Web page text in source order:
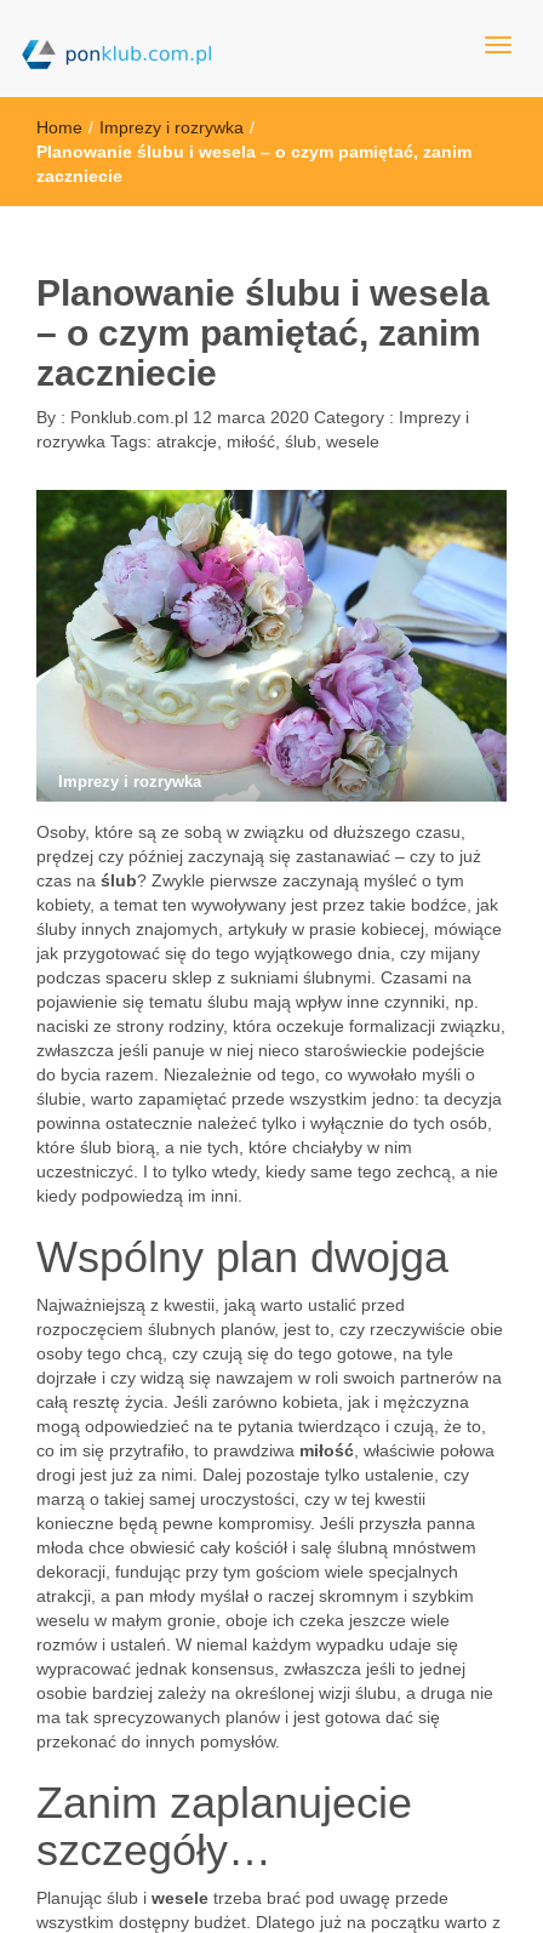
ponklub.com.pl
Home / Imprezy i rozrywka /
Planowanie ślubu i wesela – o czym pamiętać, zanim
zaczniecie
Planowanie ślubu i wesela
– o czym pamiętać, zanim
zaczniecie
By : Ponklub.com.pl 12 marca 2020 Category : Imprezy i
rozrywka Tags: atrakcje miłość ślub wesele
Imprezy i rozrywka
Osoby, które są ze sobą w związku od dłuższego czasu,
prędzej czy później zaczynają się zastanawiać – czy to już
czas na ślub? Zwykle pierwsze zaczynają myśleć o tym
kobiety, a temat ten wywoływany jest przez takie bodźce, jak
śluby innych znajomych, artykuły w prasie kobiecej, mówiące
jak przygotować się do tego wyjątkowego dnia, czy mijany
podczas spaceru sklep z sukniami ślubnymi. Czasami na
pojawienie się tematu ślubu mają wpływ inne czynniki, np.
naciski ze strony rodziny, która oczekuje formalizacji związku,
zwłaszcza jeśli panuje w niej nieco staroświeckie podejście
do bycia razem. Niezależnie od tego, co wywołało myśli o
ślubie, warto zapamiętać przede wszystkim jedno: ta decyzja
powinna ostatecznie należeć tylko i wyłącznie do tych osób,
które ślub biorą, a nie tych, które chciałyby w nim
uczestniczyć. I to tylko wtedy, kiedy same tego zechcą, a nie
kiedy podpowiedzą im inni.
Wspólny plan dwojga
Najważniejszą z kwestii, jaką warto ustalić przed
rozpoczęciem ślubnych planów, jest to, czy rzeczywiście obie
osoby tego chcą, czy czują się do tego gotowe, na tyle
dojrzałe i czy widzą się nawzajem w roli swoich partnerów na
całą resztę życia. Jeśli zarówno kobieta, jak i mężczyzna
mogą odpowiedzieć na te pytania twierdząco i czują, że to,
co im się przytrafiło, to prawdziwa miłość , właściwie połowa
drogi jest już za nimi. Dalej pozostaje tylko ustalenie, czy
marzą o takiej samej uroczystości, czy w tej kwestii
konieczne będą pewne kompromisy. Jeśli przyszła panna
młoda chce obwiesić cały kościół i salę ślubną mnóstwem
dekoracji, fundując przy tym gościom wiele specjalnych
atrakcji, a pan młody myślał o raczej skromnym i szybkim
weselu w małym gronie, oboje ich czeka jeszcze wiele
rozmów i ustaleń. W niemal każdym wypadku udaje się
wypracować jednak konsensus, zwłaszcza jeśli to jednej
osobie bardziej zależy na określonej wizji ślubu, a druga nie
ma tak sprecyzowanych planów i jest gotowa dać się
przekonać do innych pomysłów.
Zanim zaplanujecie
szczegóły…
Planując ślub i wesele trzeba brać pod uwagę przede
wszystkim dostępny budżet. Dlatego już na początku warto z